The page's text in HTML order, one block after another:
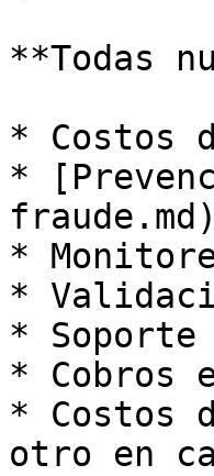
**Todas
* Costos
*
*
*
*
* Cobros
* Costos
otro en